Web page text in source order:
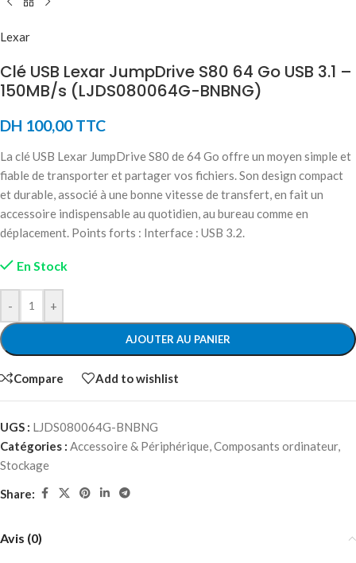
Lexar
Clé USB Lexar JumpDrive S80 64 Go USB 3.1 –
150MB/s (LJDS080064G-BNBNG)
DH 100,00TTC
La clé USB Lexar JumpDrive S80 de 64 Go offre un moyen simple et
fiable de transporter et partager vos fichiers. Son design compact
et durable, associé à une bonne vitesse de transfert, en fait un
accessoire indispensable au quotidien, au bureau comme en
déplacement. Points forts : Interface : USB 3.2.
En Stock
- +
AJOUTER AU PANIER
Compare Add to wishlist
UGS : LJDS080064G-BNBNG
Catégories : Accessoire & Périphérique,Composants ordinateur,
Stockage
Share:
Avis (0)